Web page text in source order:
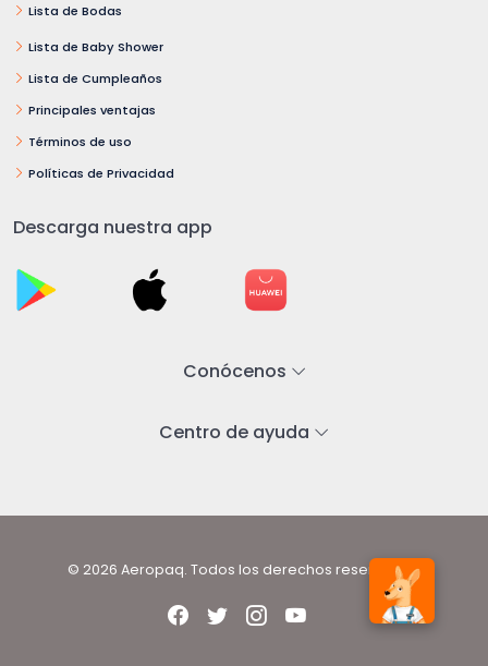
Lista de Bodas
Lista de Baby Shower
Lista de Cumpleaños
Principales ventajas
Términos de uso
Políticas de Privacidad
Descarga nuestra app
Conócenos
Centro de ayuda
© 2026 Aeropaq. Todos los derechos reservados.